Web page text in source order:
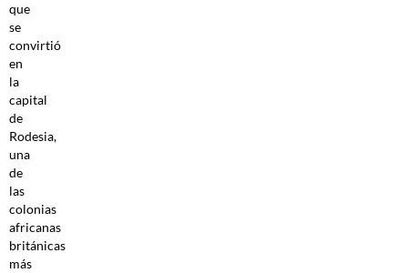
que
se
convirtió
en
la
capital
de
Rodesia,
una
de
las
colonias
africanas
británicas
más